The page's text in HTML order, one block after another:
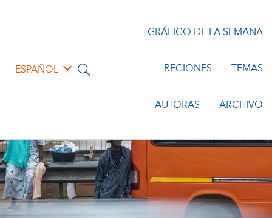
ESPAÑOL
GRÁFICO DE LA SEMANA
REGIONES TEMAS
AUTORAS ARCHIVO